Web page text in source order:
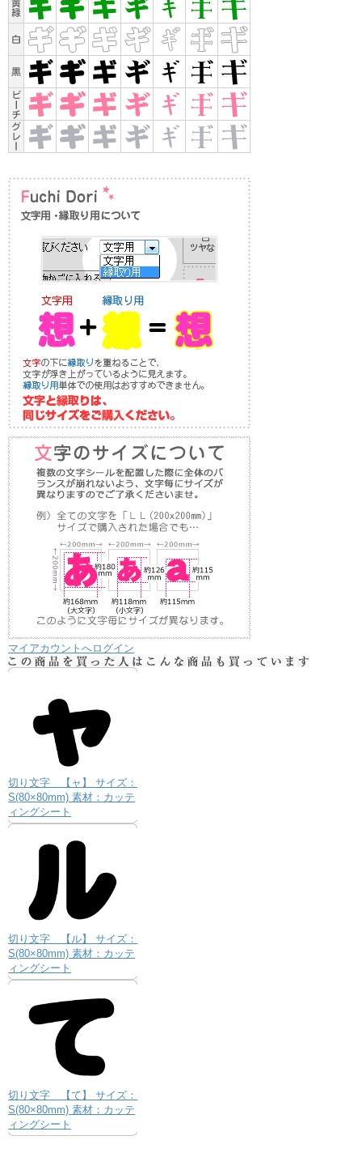
マイアカウントへログイン
切り文字 【ャ】 サイズ：
S(80×80mm) 素材：カッテ
ィングシート
切り文字 【ル】 サイズ：
S(80×80mm) 素材：カッテ
ィングシート
切り文字 【て】 サイズ：
S(80×80mm) 素材：カッテ
ィングシート